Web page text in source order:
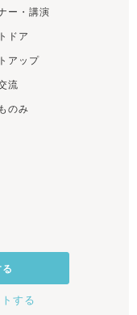
ー・講演
ドア
アップ
流
のみ
する